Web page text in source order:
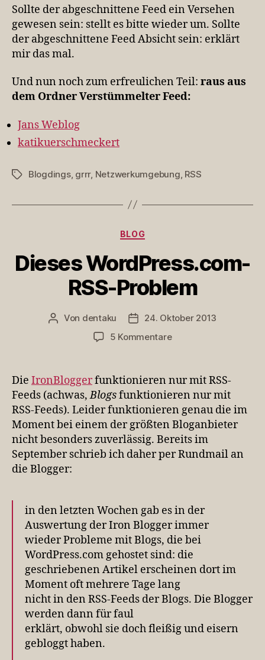
Sollte der abgeschnittene Feed ein Versehen
gewesen sein: stellt es bitte wieder um. Sollte
der abgeschnittene Feed Absicht sein: erklärt
mir das mal.
Und nun noch zum erfreulichen Teil: raus aus
dem Ordner Verstümmelter Feed:
Jans Weblog
katikuerschmeckert
Schlagwörter
Blogdings, grrr, Netzwerkumgebung RSS
Kategorien
BLOG
Dieses WordPress.com-
RSS-Problem
Beitragsautor
Von dentaku Veröffentlichungsdatum
24. Oktober 2013
5 Kommentarezu
RSS-
Die IronBloggerfunktionieren nur mit RSS-
Feeds (achwas,Blogsfunktionieren nur mit
RSS-Feeds). Leider funktionieren genau die im
Moment bei einem der größten Bloganbieter
nicht besonders zuverlässig. Bereits im
September schrieb ich daher per Rundmail an
die Blogger:
in den letzten Wochen gab es in der
Auswertung der Iron Blogger immer
wieder Probleme mit Blogs, die bei
WordPress.com gehostet sind: die
geschriebenen Artikel erscheinen dort im
Moment oft mehrere Tage lang
nicht in den RSS-Feeds der Blogs. Die Blogger
werden dann für faul
erklärt, obwohl sie doch fleißig und eisern
gebloggt haben.